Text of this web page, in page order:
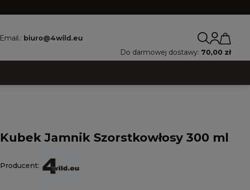
Email.: biuro@4wild.eu
Do darmowej dostawy: 70,00 zł
Kubek Jamnik Szorstkowłosy 300 ml
Producent: